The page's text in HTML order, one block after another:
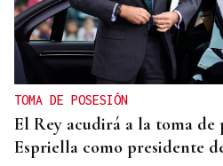
TOMA DE POSESIÓN
El Rey acudirá a la toma de
Espriella como presidente